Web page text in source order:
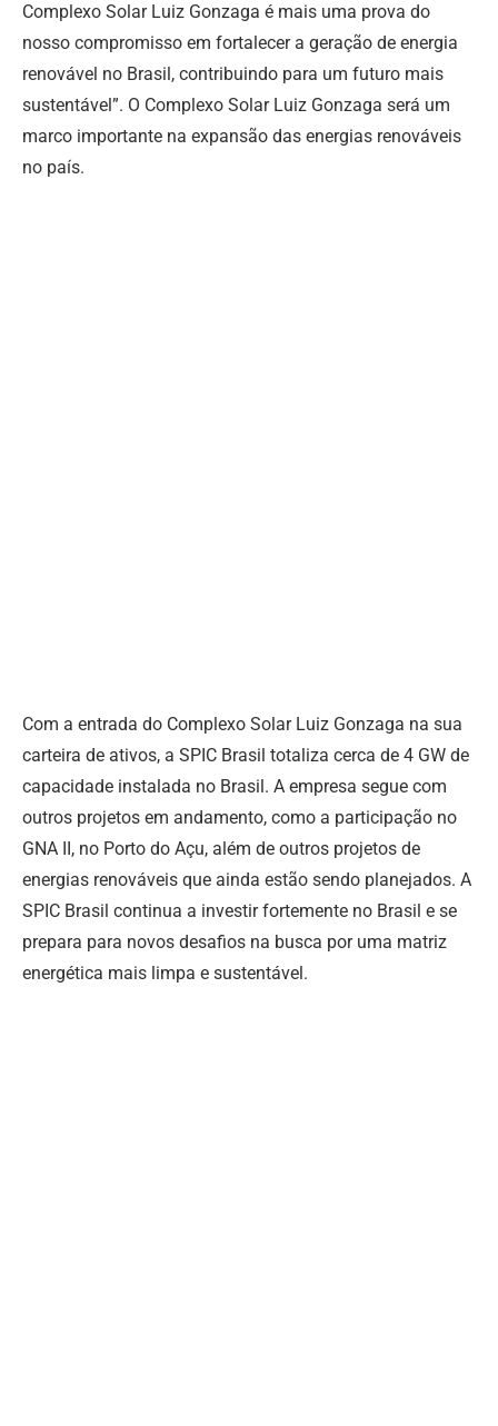
Complexo Solar Luiz Gonzaga é mais uma prova do
nosso compromisso em fortalecer a geração de energia
renovável no Brasil, contribuindo para um futuro mais
sustentável”. O Complexo Solar Luiz Gonzaga será um
marco importante na expansão das energias renováveis
no país.
Com a entrada do Complexo Solar Luiz Gonzaga na sua
carteira de ativos, a SPIC Brasil totaliza cerca de 4 GW de
capacidade instalada no Brasil. A empresa segue com
outros projetos em andamento, como a participação no
GNA II, no Porto do Açu, além de outros projetos de
energias renováveis que ainda estão sendo planejados. A
SPIC Brasil continua a investir fortemente no Brasil e se
prepara para novos desafios na busca por uma matriz
energética mais limpa e sustentável.